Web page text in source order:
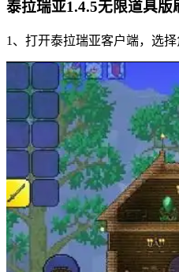
泰拉瑞亚1.4.5无限道具版
1、打开泰拉瑞亚客户端，选